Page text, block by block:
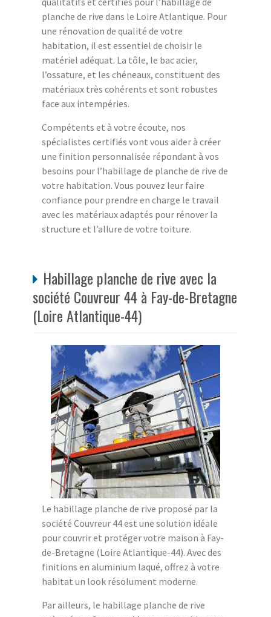
planche de rive dans le Loire Atlantique. Pour
une rénovation de qualité de votre
habitation, il est essentiel de choisir le
matériel adéquat. La tôle, le bac acier,
l’ossature, et les chéneaux, constituent des
matériaux très cohérents et sont robustes
face aux intempéries.
Compétents et à votre écoute, nos
spécialistes certifiés vont vous aider à créer
une finition personnalisée répondant à vos
besoins pour l’habillage de planche de rive de
votre habitation. Vous pouvez leur faire
confiance pour prendre en charge le travail
avec les matériaux adaptés pour rénover la
structure et l’allure de votre toiture.
Habillage planche de rive avec la
société Couvreur 44 à Fay-de-Bretagne
(Loire Atlantique-44)
Le habillage planche de rive proposé par la
société Couvreur 44 est une solution idéale
pour couvrir et protéger votre maison à Fay-
de-Bretagne (Loire Atlantique-44). Avec des
finitions en aluminium laqué, offrez à votre
habitat un look résolument moderne.
Par ailleurs, le habillage planche de rive